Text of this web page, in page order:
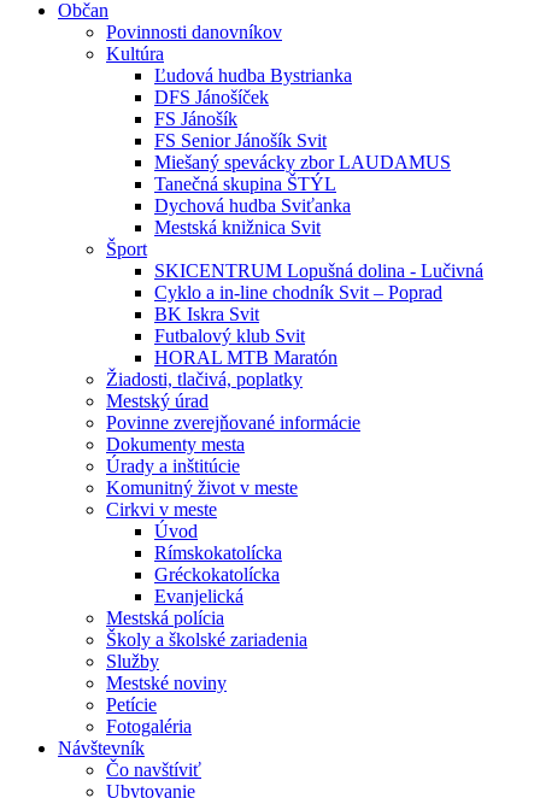
Občan
Povinnosti danovníkov
Kultúra
Ľudová hudba Bystrianka
DFS Jánošíček
FS Jánošík
FS Senior Jánošík Svit
Miešaný spevácky zbor LAUDAMUS
Tanečná skupina ŠTÝL
Dychová hudba Sviťanka
Mestská knižnica Svit
Šport
SKICENTRUM Lopušná dolina - Lučivná
Cyklo a in-line chodník Svit – Poprad
BK Iskra Svit
Futbalový klub Svit
HORAL MTB Maratón
Žiadosti, tlačivá, poplatky
Mestský úrad
Povinne zverejňované informácie
Dokumenty mesta
Úrady a inštitúcie
Komunitný život v meste
Cirkvi v meste
Úvod
Rímskokatolícka
Gréckokatolícka
Evanjelická
Mestská polícia
Školy a školské zariadenia
Služby
Mestské noviny
Petície
Fotogaléria
Návštevník
Čo navštíviť
Ubytovanie